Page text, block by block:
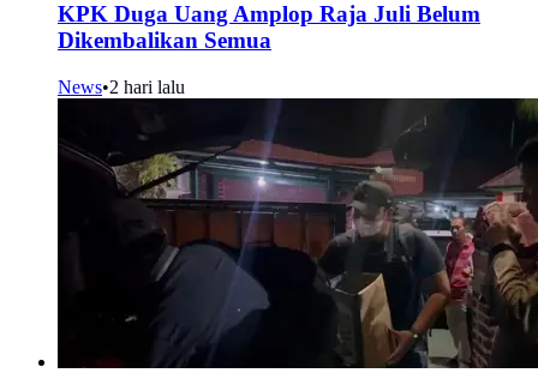
KPK Duga Uang Amplop Raja Juli Belum
Dikembalikan Semua
News•2 hari lalu